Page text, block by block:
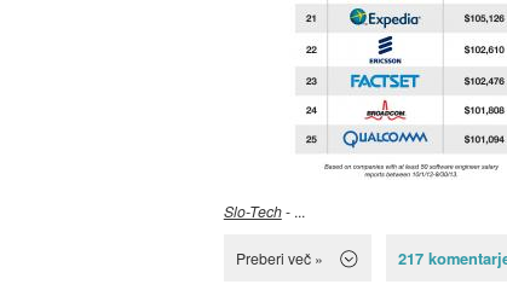
Slo-Tech- ...
Preberi več » 217